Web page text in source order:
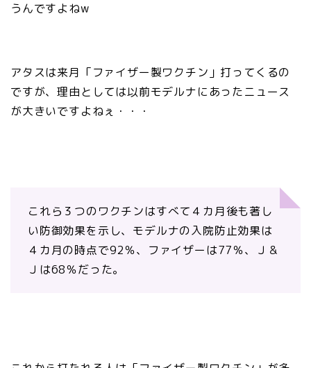
うんですよねw
アタスは来月「ファイザー製ワクチン」打ってくるの
ですが、理由としては以前モデルナにあったニュース
が大きいですよねぇ・・・
これら３つのワクチンはすべて４カ月後も著し
い防御効果を示し、モデルナの入院防止効果は
４カ月の時点で92％、ファイザーは77％、Ｊ＆
Ｊは68％だった。